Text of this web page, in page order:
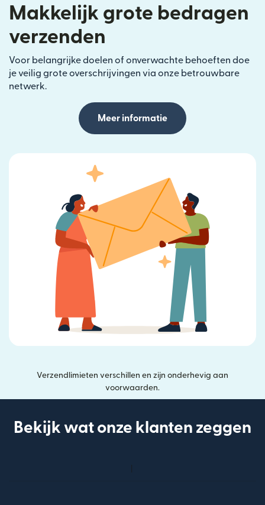
Makkelijk grote bedragen
verzenden
Voor belangrijke doelen of onverwachte behoeften doe
je veilig grote overschrijvingen via onze betrouwbare
netwerk.
Meer informatie
Verzendlimieten verschillen en zijn onderhevig aan
voorwaarden.
Bekijk wat onze klanten zeggen